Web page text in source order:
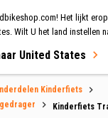
Het lijkt
Wilt U het land instellen
United States
Kinderfiets
Kinderfiets